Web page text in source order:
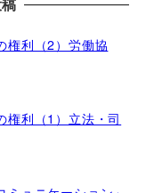
権利（2）労働協
権利（1）立法・司